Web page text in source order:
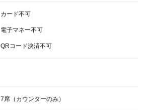
カード不可
電子マネー不可
QRコード決済不可
7席（カウンターのみ）